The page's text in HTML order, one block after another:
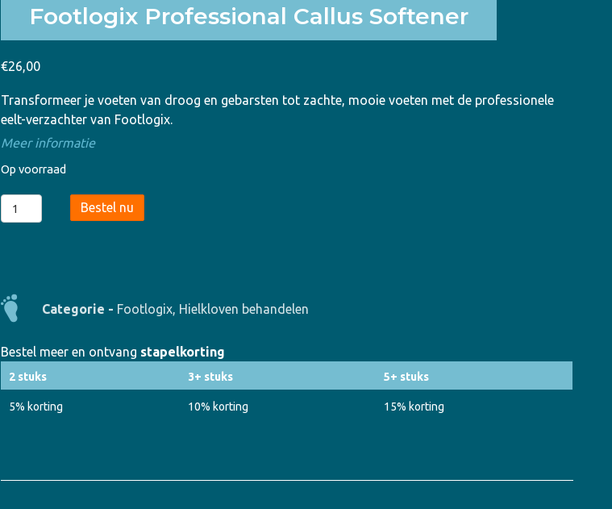
gebaseerd
waarderinge
Footlogix Professional Callus Softener
€26,00
Transformeer je voeten van droog en gebarsten tot zachte, mooie voeten met de professionele
eelt-verzachter van Footlogix.
Meer informatie
Op voorraad
Footlogix
Professional
Bestel nu
Categorie - Footlogix, Hielkloven behandelen
Bestel meer en ontvang stapelkorting
2 stuks 3+ stuks 5+ stuks
5% korting 10% korting 15% korting